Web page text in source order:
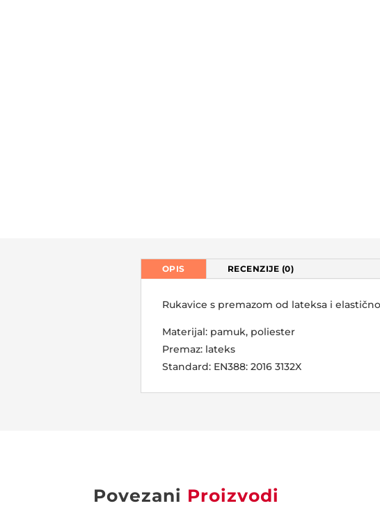
OPIS RECENZIJE (0)
Rukavice s premazom od lateksa i
Materijal: pamuk, poliester
Premaz: lateks
Standard: EN388: 2016 3132X
Povezani Proizvodi